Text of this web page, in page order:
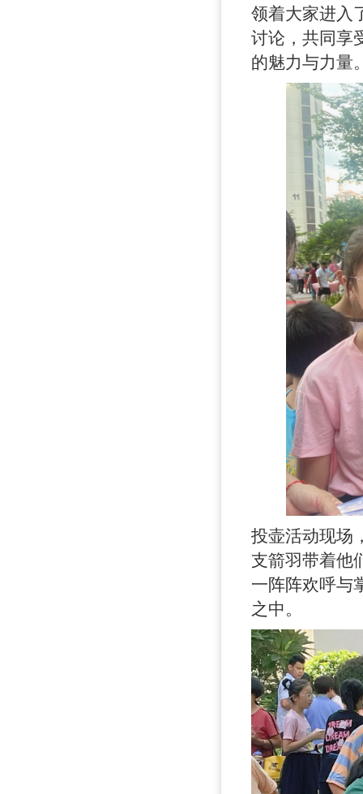
领着大家进入
讨论，共同享
的魅力与力量
投壶活动现场
支箭羽带着他
一阵阵欢呼与
之中。